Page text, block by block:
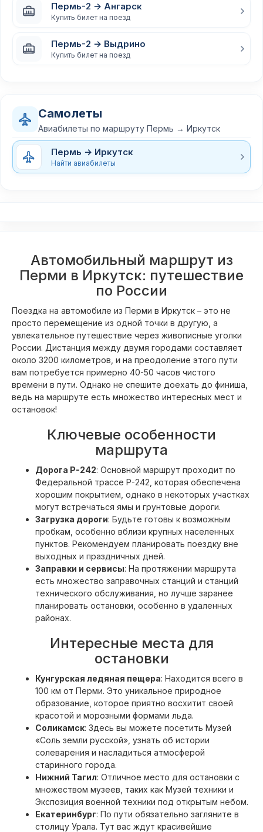
Пермь-2 → Ангарск
Купить билет на поезд
Пермь-2 → Выдрино
Купить билет на поезд
Самолеты
Авиабилеты по маршруту Пермь → Иркутск
Пермь → Иркутск
Найти авиабилеты
Автомобильный маршрут из
Перми в Иркутск: путешествие
по России
Поездка на автомобиле из Перми в Иркутск – это не
просто перемещение из одной точки в другую, а
увлекательное путешествие через живописные уголки
России. Дистанция между двумя городами составляет
около 3200 километров, и на преодоление этого пути
вам потребуется примерно 40-50 часов чистого
времени в пути. Однако не спешите доехать до финиша,
ведь на маршруте есть множество интересных мест и
остановок!
Ключевые особенности
маршрута
Дорога Р-242: Основной маршрут проходит по
Федеральной трассе Р-242, которая обеспечена
хорошим покрытием, однако в некоторых участках
могут встречаться ямы и грунтовые дороги.
Загрузка дороги: Будьте готовы к возможным
пробкам, особенно вблизи крупных населенных
пунктов. Рекомендуем планировать поездку вне
выходных и праздничных дней.
Заправки и сервисы: На протяжении маршрута
есть множество заправочных станций и станций
технического обслуживания, но лучше заранее
планировать остановки, особенно в удаленных
районах.
Интересные места для
остановки
Кунгурская ледяная пещера: Находится всего в
100 км от Перми. Это уникальное природное
образование, которое приятно восхитит своей
красотой и морозными формами льда.
Соликамск: Здесь вы можете посетить Музей
«Соль земли русской», узнать об истории
солеварения и насладиться атмосферой
старинного города.
Нижний Тагил: Отличное место для остановки с
множеством музеев, таких как Музей техники и
Экспозиция военной техники под открытым небом.
Екатеринбург: По пути обязательно загляните в
столицу Урала. Тут вас ждут красивейшие